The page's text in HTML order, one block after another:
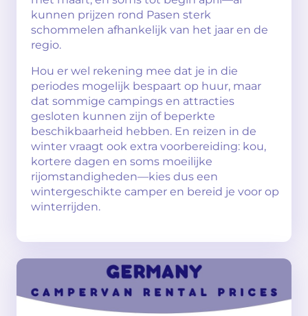
kunnen prijzen rond Pasen sterk
schommelen afhankelijk van het jaar en de
regio.
Hou er wel rekening mee dat je in die
periodes mogelijk bespaart op huur, maar
dat sommige campings en attracties
gesloten kunnen zijn of beperkte
beschikbaarheid hebben. En reizen in de
winter vraagt ook extra voorbereiding: kou,
kortere dagen en soms moeilijke
rijomstandigheden—kies dus een
wintergeschikte camper en bereid je voor op
winterrijden.